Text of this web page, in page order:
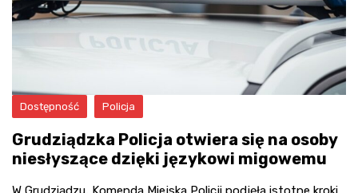
Dostępność Policja
Grudziądzka Policja otwiera się na osoby
niesłyszące dzięki językowi migowemu